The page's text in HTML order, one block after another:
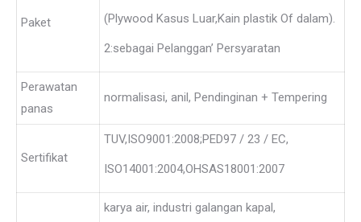
Paket (Plywood Kasus Luar,Kain plastik Of dalam).
2:sebagai Pelanggan’ Persyaratan
Perawatan
panas
normalisasi, anil, Pendinginan + Tempering
Sertifikat
TUV,ISO9001:2008;PED97 / 23 / EC,
ISO14001:2004,OHSAS18001:2007
karya air, industri galangan kapal,